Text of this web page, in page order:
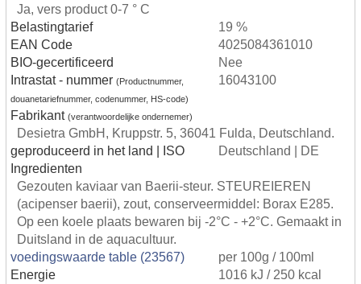
Ja, vers product 0-7 ° C
Belastingtarief
19 %
EAN Code
4025084361010
BIO-gecertificeerd
Nee
Intrastat - nummer (Productnummer,
douanetariefnummer, codenummer, HS-code)
16043100
Fabrikant (verantwoordelijke ondernemer)
Desietra GmbH, Kruppstr. 5, 36041 Fulda, Deutschland.
geproduceerd in het land | ISO
Deutschland | DE
Ingredienten
Gezouten kaviaar van Baerii-steur. STEUREIEREN
(acipenser baerii), zout, conserveermiddel: Borax E285.
Op een koele plaats bewaren bij -2°C - +2°C. Gemaakt in
Duitsland in de aquacultuur.
voedingswaarde table (23567)
per 100g / 100ml
Energie
1016 kJ / 250 kcal